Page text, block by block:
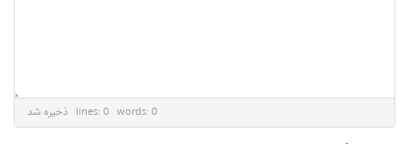
lines: 0 words: 0 ذخیره شد